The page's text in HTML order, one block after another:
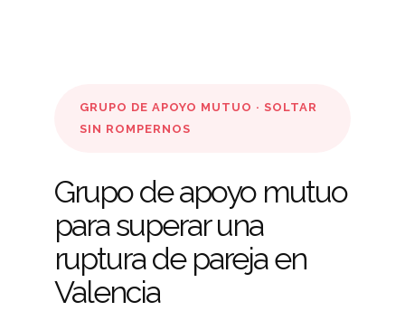
GRUPO DE APOYO MUTUO · SOLTAR
SIN ROMPERNOS
Grupo de apoyo mutuo
para superar una
ruptura de pareja en
Valencia